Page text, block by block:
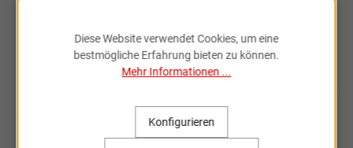
Sportartikel Online
Willkommen bei Sportartikel Online.
Diese Website verwendet Cookies, um eine
bestmögliche Erfahrung bieten zu können.
Mehr Informationen ...
Konfigurieren